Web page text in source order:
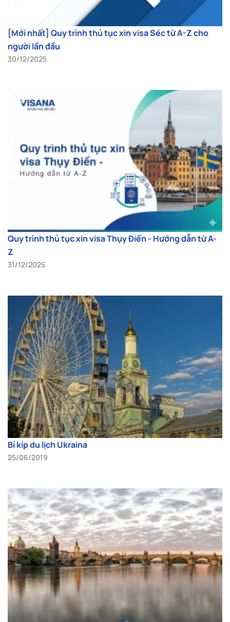
[Mới nhất] Quy trình thủ tục xin visa Séc từ A-Z cho
người lần đầu
30/12/2025
Quy trình thủ tục xin visa Thụy Điển - Hướng dẫn từ A-
Z
31/12/2025
Bí kíp du lịch Ukraina
25/06/2019